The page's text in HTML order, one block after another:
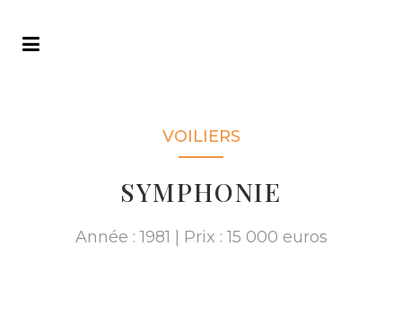
VOILIERS
SYMPHONIE
Année : 1981 | Prix : 15 000 euros